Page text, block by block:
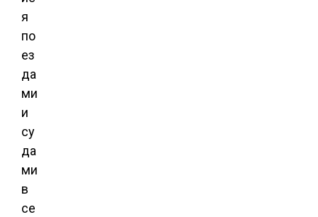
я
по
ез
да
ми
и
су
да
ми
в
се